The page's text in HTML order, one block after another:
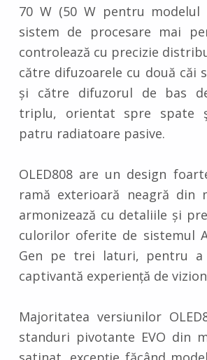
70 W (50 W pentru modelul
sistem de procesare mai
controlează cu precizie
către difuzoarele cu două căi
și către difuzorul de bas
triplu, orientat spre spate
patru radiatoare pasive.
OLED808 are un design
ramă exterioară neagră din
armonizează cu detaliile și
culorilor oferite de sistemul
Gen pe trei laturi, pentru a
captivantă experiență de
Majoritatea versiunilor
standuri pivotante EVO din